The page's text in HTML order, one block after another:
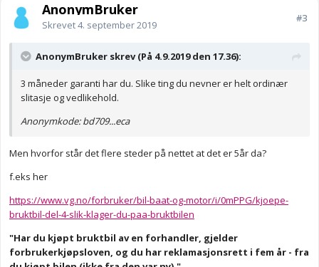
AnonymBruker
Skrevet4. september 2019
#3
AnonymBruker skrev (På 4.9.2019 den 17.36):
3 måneder garanti har du. Slike ting du nevner er helt ordinær
slitasje og vedlikehold.
Anonymkode: bd709...eca
Men hvorfor står det flere steder på nettet at det er 5år da?
f.eks her
https://www.vg.no/forbruker/bil-baat-og-motor/i/0mPPG/kjoepe-
bruktbil-del-4-slik-klager-du-paa-bruktbilen
"Har du kjøpt bruktbil av en forhandler, gjelder
forbrukerkjøpsloven, og du har reklamasjonsrett i fem år - fra